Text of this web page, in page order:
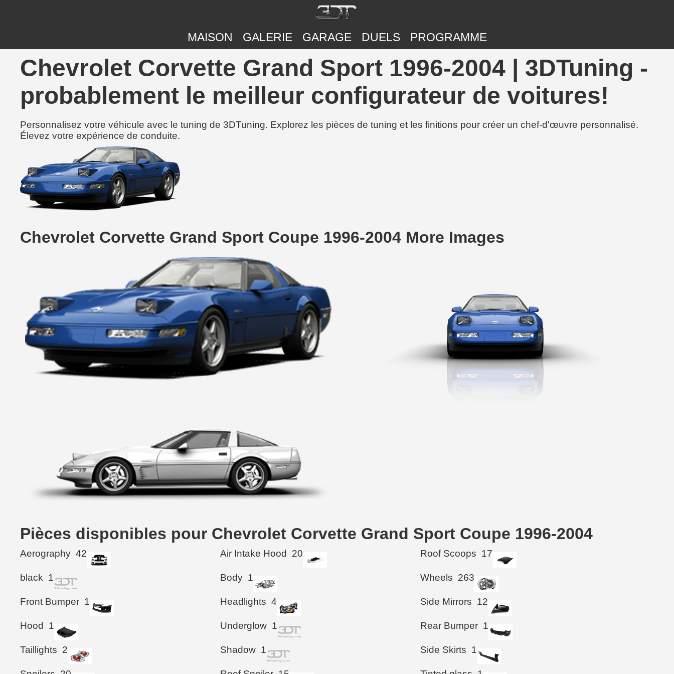
MAISON GALERIE GARAGE DUELS PROGRAMME
Chevrolet Corvette Grand Sport 1996-2004 | 3DTuning -
probablement le meilleur configurateur de voitures!
Personnalisez votre véhicule avec le tuning de 3DTuning. Explorez les pièces de tuning et les finitions pour créer un chef-d'œuvre personnalisé.
Élevez votre expérience de conduite.
Chevrolet Corvette Grand Sport Coupe 1996-2004 More Images
Pièces disponibles pour Chevrolet Corvette Grand Sport Coupe 1996-2004
Aerography 42 Air Intake Hood 20 Roof Scoops 17
black 1 Body 1 Wheels 263
Front Bumper 1 Headlights 4 Side Mirrors 12
Hood 1 Underglow 1 Rear Bumper 1
Taillights 2 Shadow 1 Side Skirts 1